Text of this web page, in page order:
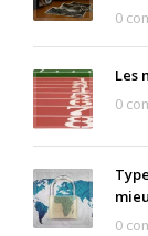
0
Les
0
0